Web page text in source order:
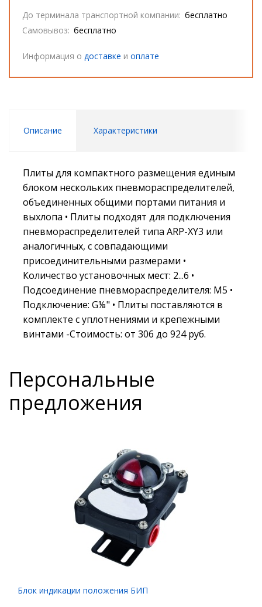
До терминала транспортной компании: бесплатно
Самовывоз: бесплатно
Информация о доставке и оплате
Описание Характеристики
Плиты для компактного размещения единым
блоком нескольких пневмораспределителей,
объединенных общими портами питания и
выхлопа • Плиты подходят для подключения
пневмораспределителей типа ARP-XY3 или
аналогичных, с совпадающими
присоединительными размерами •
Количество установочных мест: 2...6 •
Подсоединение пневмораспределителя: M5 •
Подключение: G⅛" • Плиты поставляются в
комплекте с уплотнениями и крепежными
винтами -Стоимость: от 306 до 924 руб.
Персональные
предложения
Блок индикации положения БИП